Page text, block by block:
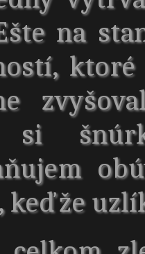
na
si
keďže